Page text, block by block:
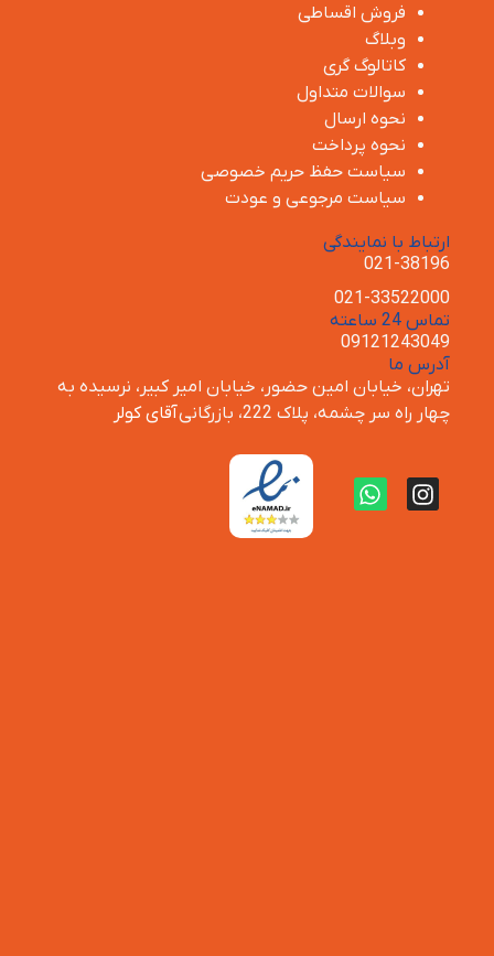
فروش اقساطی
وبلاگ
کاتالوگ گری
سوالات متداول
نحوه ارسال
نحوه پرداخت
سیاست حفظ حریم خصوصی
سیاست مرجوعی و عودت
ارتباط با نمایندگی
021-38196
021-33522000
تماس 24 ساعته
09121243049
آدرس ما
تهران، خیابان امین حضور، خیابان امیر کبیر، نرسیده به
چهار راه سر چشمه، پلاک 222، بازرگانی
آقای کولر